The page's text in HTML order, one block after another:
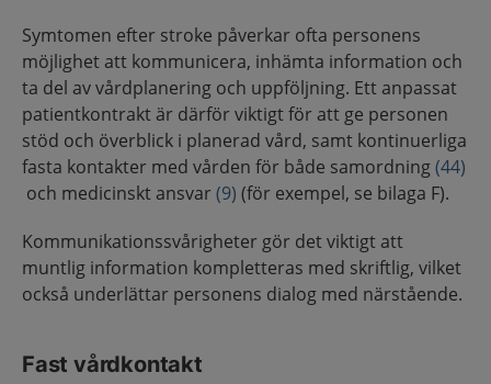
Symtomen efter stroke påverkar ofta personens
möjlighet att kommunicera, inhämta information och
ta del av vårdplanering och uppföljning. Ett anpassat
patientkontrakt är därför viktigt för att ge personen
stöd och överblick i planerad vård, samt kontinuerliga
fasta kontakter med vården för både samordning(44)
och medicinskt ansvar (9) (för exempel, se bilaga F).
Kommunikationssvårigheter gör det viktigt att
muntlig information kompletteras med skriftlig, vilket
också underlättar personens dialog med närstående.
Fast vårdkontakt